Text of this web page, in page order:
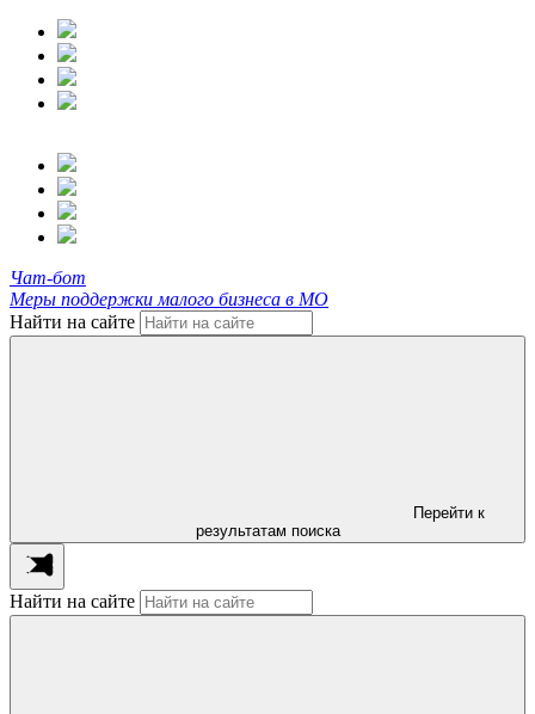
Чат-бот
Меры поддержки малого бизнеса в МО
Найти на сайте
Перейти к
результатам поиска
Найти на сайте